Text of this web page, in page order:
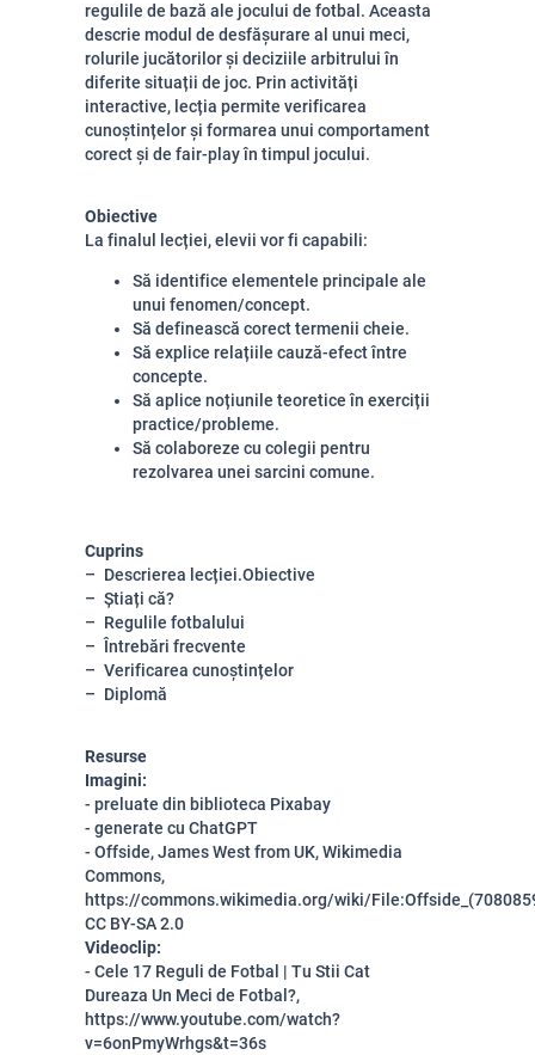
regulile de bază ale jocului de fotbal. Aceasta
descrie modul de desfășurare al unui meci,
rolurile jucătorilor și deciziile arbitrului în
diferite situații de joc. Prin activități
interactive, lecția permite verificarea
cunoștințelor și formarea unui comportament
corect și de fair-play în timpul jocului.
Obiective
La finalul lecției, elevii vor fi capabili:
Să identifice elementele principale ale
unui fenomen/concept.
Să definească corect termenii cheie.
Să explice relațiile cauză-efect între
concepte.
Să aplice noțiunile teoretice în exerciții
practice/probleme.
Să colaboreze cu colegii pentru
rezolvarea unei sarcini comune.
Cuprins
Descrierea lecției.Obiective
Știați că?
Regulile fotbalului
Întrebări frecvente
Verificarea cunoștințelor
Diplomă
Resurse
Imagini:
- preluate din biblioteca Pixabay
- generate cu ChatGPT
- Offside, James West from UK, Wikimedia
Commons,
https://commons.wikimedia.org/wiki/
CC BY-SA 2.0
Videoclip:
- Cele 17 Reguli de Fotbal | Tu Stii Cat
Dureaza Un Meci de Fotbal?,
https://www.youtube.com/watch?
v=6onPmyWrhgs&t=36s